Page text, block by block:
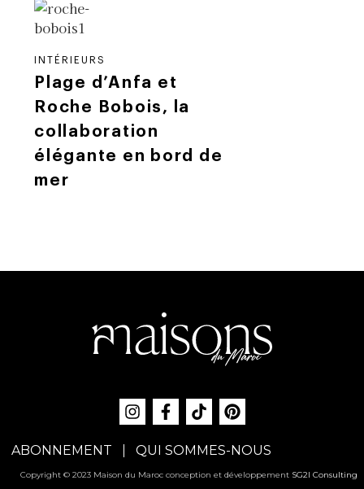
INTÉRIEURS
Plage d’Anfa et
Roche Bobois, la
collaboration
élégante en bord de
mer
ABONNEMENT QUI SOMMES-NOUS
Copyright © 2023 Maison du Maroc conception et développement SG2I Consulting